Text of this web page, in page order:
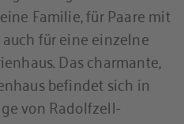
Familie, für Paare mit
für eine einzelne
Das charmante,
befindet sich in
von Radolfzell-